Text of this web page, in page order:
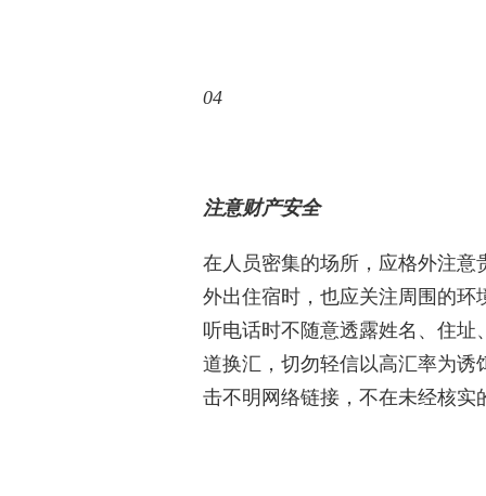
04
注意财产安全
在人员密集的场所，应格外注意
外出住宿时，也应关注周围的
听电话时不随意透露姓名、住
道换汇，切勿轻信以高汇率为诱
击不明网络链接，不在未经核实